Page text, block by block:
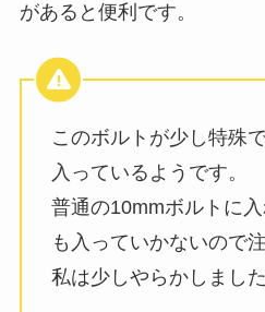
があると便利です。
このボルトが少し特殊
入っているようです。
普通の10mmボルトに
も入っていかないので
私は少しやらかしまし